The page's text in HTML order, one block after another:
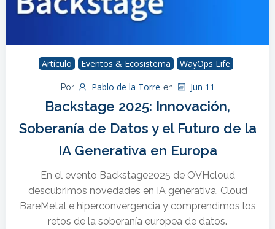
Artículo Eventos & Ecosistema WayOps Life
Por Pablo de la Torre en Jun 11
Backstage 2025: Innovación,
Soberanía de Datos y el Futuro de la
IA Generativa en Europa
En el evento Backstage2025 de OVHcloud
descubrimos novedades en IA generativa, Cloud
BareMetal e hiperconvergencia y comprendimos los
retos de la soberanía europea de datos.